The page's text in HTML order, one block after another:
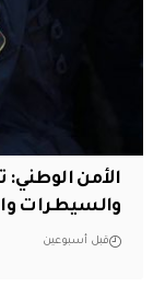
والسيطرات والقبض
قبل أسبوعين